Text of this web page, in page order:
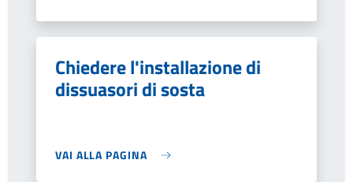
Chiedere l'installazione di
dissuasori di sosta
VAI ALLA PAGINA